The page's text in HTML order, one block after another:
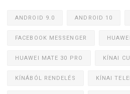
ANDROID 9.0 ANDROID 10
FACEBOOK MESSENGER
HUAWEI MATE 30 PRO KÍNAI
KÍNÁBÓL RENDELÉS KÍNAI